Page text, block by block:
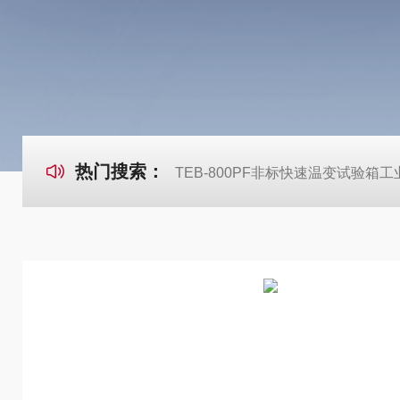
热门搜索： TEB-800PF非标快速温变试验箱工